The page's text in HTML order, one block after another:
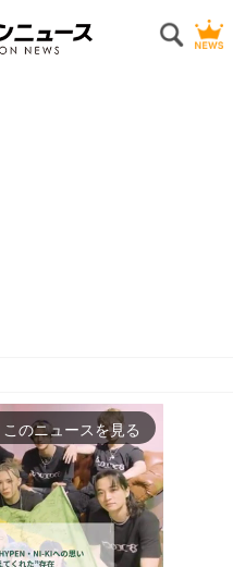
このニュースを見る